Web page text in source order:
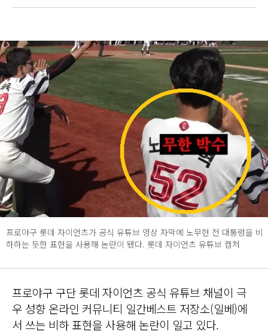
프로야구 롯데 자이언츠가 공식 유튜브 영상 자막에 노무현 전 대통령을 비
하하는 듯한 표현을 사용해 논란이 됐다. 롯데 자이언츠 유튜브 캡처
프로야구 구단 롯데 자이언츠 공식 유튜브 채널이 극
우 성향 온라인 커뮤니티 일간베스트 저장소(일베)에
서 쓰는 비하 표현을 사용해 논란이 일고 있다.